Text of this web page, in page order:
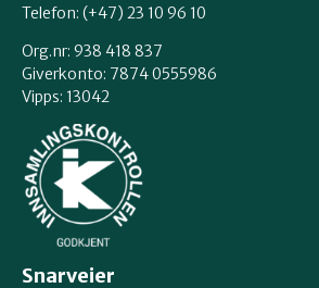
Telefon: (+47) 23 10 96 10
Org.nr: 938 418 837
Giverkonto: 7874 0555986
Vipps: 13042
Snarveier